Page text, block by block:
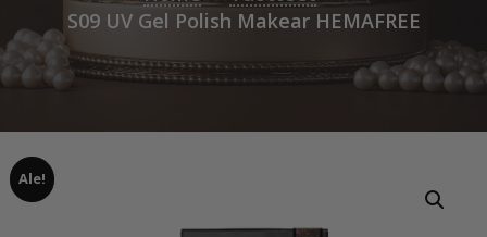
S09 UV Gel Polish Makear HEMAFREE
Ale!